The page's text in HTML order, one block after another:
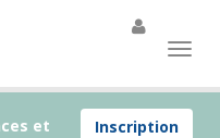
Inscription
et